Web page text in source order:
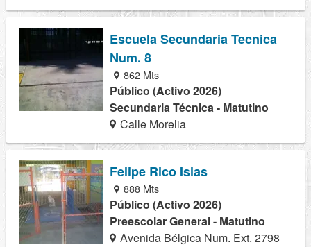
Escuela Secundaria Tecnica
Num. 8
862 Mts
Público (Activo 2026)
Secundaria Técnica - Matutino
Calle Morelia
Felipe Rico Islas
888 Mts
Público (Activo 2026)
Preescolar General - Matutino
Avenida Bélgica Num. Ext. 2798